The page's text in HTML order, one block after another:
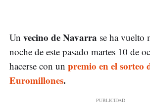
Un vecino de Navarra se ha vuelto
noche de este pasado martes 10 de
hacerse con un premio en el sorteo
Euromillones.